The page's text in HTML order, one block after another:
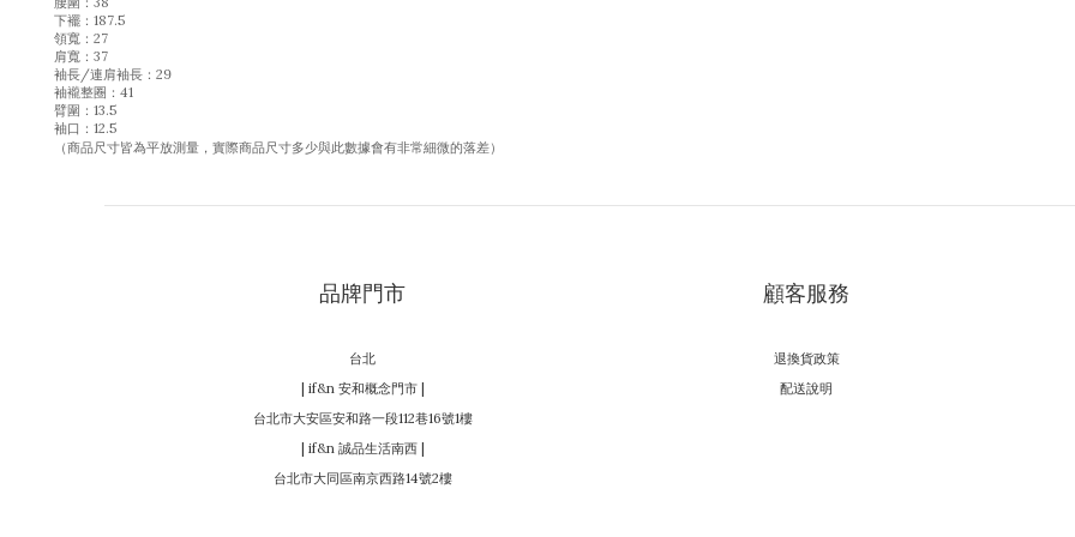
下襬：187.5
領寬：27
肩寬：37
袖長/連肩袖長：29
袖襱整圈：41
臂圍：13.5
袖口：12.5
（商品尺寸皆為平放測量，實際商品尺寸多少與此數據會有非常細微的落差）
品牌門市
台北
| if&n 安和概念門市 |
台北市大安區安和路一段112巷16號1樓
| if&n 誠品生活南西 |
台北市大同區南京西路14號2樓
顧客服務
退換貨政策
配送說明